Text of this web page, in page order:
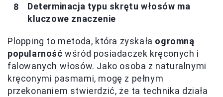
Determinacja typu skrętu włosów ma
kluczowe znaczenie
Plopping to metoda, która zyskała ogromną
popularność wśród posiadaczek kręconych i
falowanych włosów. Jako osoba z naturalnymi
kręconymi pasmami, mogę z pełnym
przekonaniem stwierdzić, że ta technika działa